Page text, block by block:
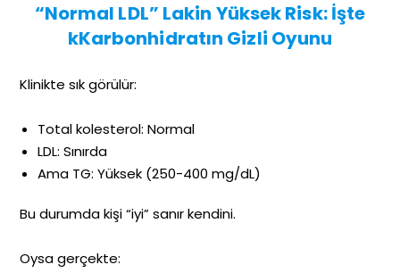
“Normal LDL” Lakin Yüksek Risk: İşte
kKarbonhidratın Gizli Oyunu
Klinikte sık görülür:
Total kolesterol: Normal
LDL: Sınırda
Ama TG: Yüksek (250-400 mg/dL)
Bu durumda kişi “iyi” sanır kendini.
Oysa gerçekte: